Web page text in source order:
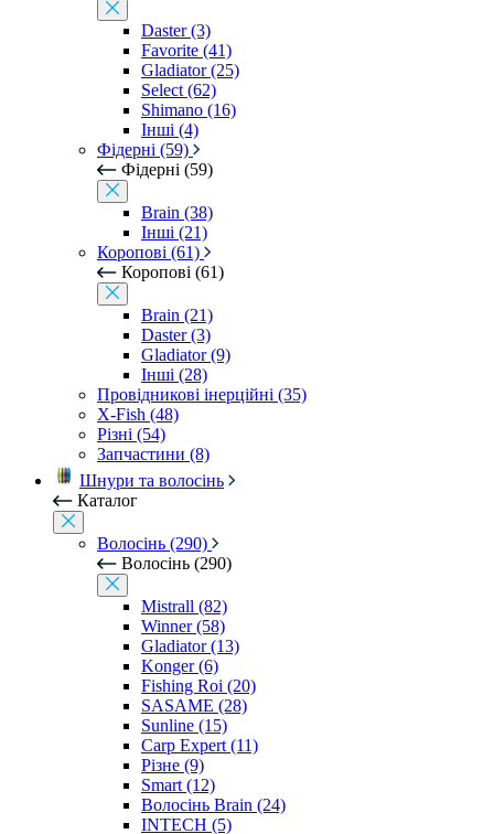
Daster (3)
Favorite (41)
Gladiator (25)
Select (62)
Shimano (16)
Інші (4)
Фідерні (59)
Фідерні (59)
Brain (38)
Інші (21)
Коропові (61)
Коропові (61)
Brain (21)
Daster (3)
Gladiator (9)
Інші (28)
Провідникові інерційні (35)
X-Fish (48)
Різні (54)
Запчастини (8)
Шнури та волосінь
Каталог
Волосінь (290)
Волосінь (290)
Mistrall (82)
Winner (58)
Gladiator (13)
Konger (6)
Fishing Roi (20)
SASAME (28)
Sunline (15)
Carp Expert (11)
Різне (9)
Smart (12)
Волосінь Brain (24)
INTECH (5)